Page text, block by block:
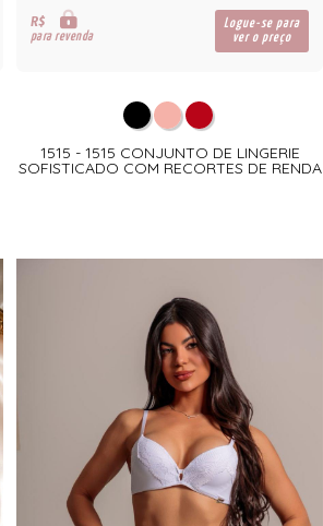
R$
para revenda
Logue-se para
ver o preço
1515 - 1515 CONJUNTO DE LINGERIE
SOFISTICADO COM RECORTES DE RENDA